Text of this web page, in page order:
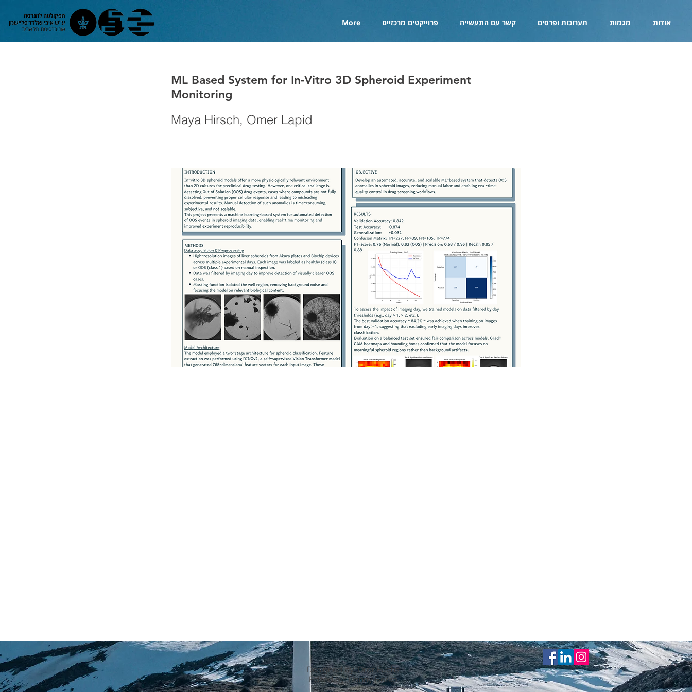
אודות מגמות תערוכות ופרסים קשר עם התעשייה פרוייקטים מרכזיים More
ML Based System for In-Vitro 3D Spheroid Experiment
Monitoring
Maya Hirsch, Omer Lapid
Designed by: Dror Fuchs
Edited by: Danny Berko